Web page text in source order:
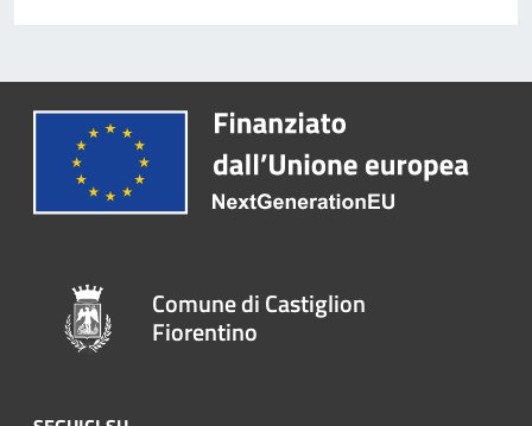
Comune di Castiglion
Fiorentino